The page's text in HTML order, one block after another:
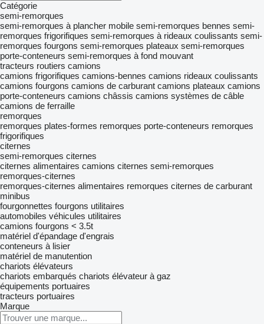
Catégorie
semi-remorques
semi-remorques à plancher mobile semi-remorques bennes semi-
remorques frigorifiques semi-remorques à rideaux coulissants semi-
remorques fourgons semi-remorques plateaux semi-remorques
porte-conteneurs semi-remorques à fond mouvant
tracteurs routiers camions
camions frigorifiques camions-bennes camions rideaux coulissants
camions fourgons camions de carburant camions plateaux camions
porte-conteneurs camions châssis camions systèmes de câble
camions de ferraille
remorques
remorques plates-formes remorques porte-conteneurs remorques
frigorifiques
citernes
semi-remorques citernes
citernes alimentaires camions citernes semi-remorques
remorques-citernes
remorques-citernes alimentaires remorques citernes de carburant
minibus
fourgonnettes fourgons utilitaires
automobiles véhicules utilitaires
camions fourgons < 3.5t
matériel d'épandage d'engrais
conteneurs à lisier
matériel de manutention
chariots élévateurs
chariots embarqués chariots élévateur à gaz
équipements portuaires
tracteurs portuaires
Marque